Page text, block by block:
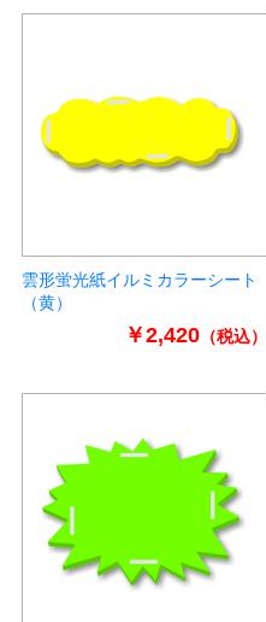
雲形蛍光紙イルミカラーシート
（黄）
￥2,420（税込）